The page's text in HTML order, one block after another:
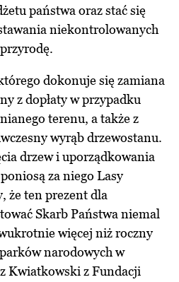
państwa oraz stać się
niekontrolowanych
dokonuje się zamiana
z dopłaty w przypadku
terenu, a także z
wyrąb drzewostanu.
drzew i uporządkowania
za niego Lasy
że ten prezent dla
Skarb Państwa niemal
więcej niż roczny
narodowych w
Kwiatkowski z Fundacji